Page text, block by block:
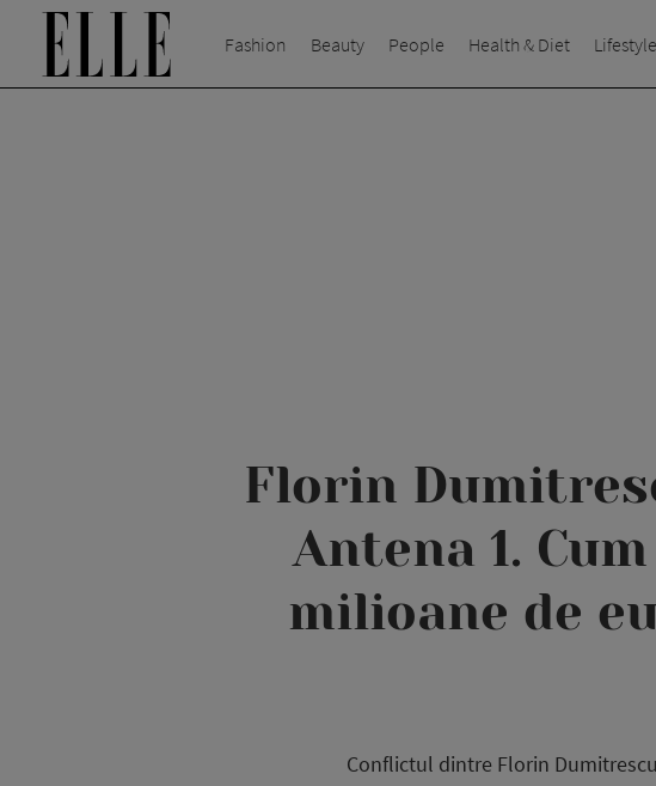
Fashion Beauty People Health & Diet Lifestyle
Florin
Antena 1.
milioane de
Conflictul dintre Florin